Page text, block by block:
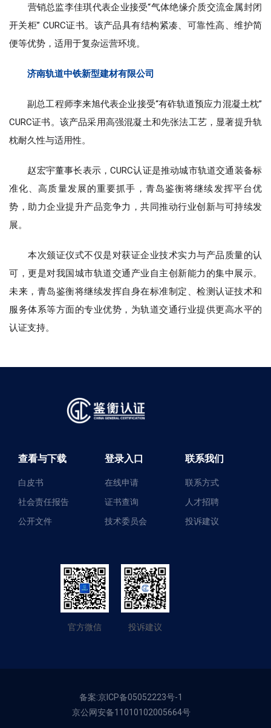
营销总监李佳琪代表企业接受“气体绝缘介质交流金属封闭
开关柜” CURC证书。该产品具有结构紧凑、可靠性高、维护简
便等优势，适用于复杂运营环境。
济南轨道中铁新型建材有限公司
副总工程师李来旭代表企业接受“有砟轨道预应力混凝土枕”
CURC证书。该产品采用高强混凝土和先张法工艺，显著提升轨
枕耐久性与适用性。
赵宏宇董事长表示，CURC认证是推动城市轨道交通装备标
准化、高质量发展的重要抓手，青岛鉴衡将继续发挥平台优
势，助力企业提升产品竞争力，共同推动行业创新与可持续发
展。
本次颁证仪式不仅是对获证企业技术实力与产品质量的认
可，更是对我国城市轨道交通产业自主创新能力的集中展示。
未来，青岛鉴衡将继续发挥自身在标准制定、检测认证技术和
服务体系等方面的专业优势，为轨道交通行业提供更高水平的
认证支持。
查看与下载
白皮书
社会责任报告
公开文件
登录入口
在线申请
证书查询
技术委员会
联系我们
联系方式
人才招聘
投诉建议
官方微信 投诉建议
备案:京ICP备05052223号-1
京公网安备11010102005664号